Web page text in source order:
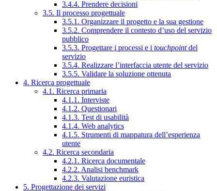
3.4.4. Prendere decisioni
3.5. Il processo progettuale
3.5.1. Organizzare il progetto e la sua gestione
3.5.2. Comprendere il contesto d’uso del servizio
pubblico
3.5.3. Progettare i processi e i touchpointdel
servizio
3.5.4. Realizzare l’interfaccia utente del servizio
3.5.5. Validare la soluzione ottenuta
4. Ricerca progettuale
4.1. Ricerca primaria
4.1.1. Interviste
4.1.2. Questionari
4.1.3. Test di usabilità
4.1.4. Web analytics
4.1.5. Strumenti di mappatura dell’esperienza
utente
4.2. Ricerca secondaria
4.2.1. Ricerca documentale
4.2.2. Analisi benchmark
4.2.3. Valutazione euristica
5. Progettazione dei servizi